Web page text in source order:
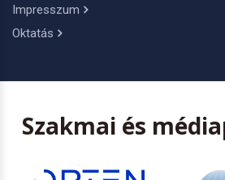
Impresszum
Oktatás
Szakmai és